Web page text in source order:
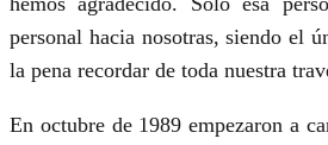
personal hacia nosotras, siendo el
la pena recordar de toda nuestra
En octubre de 1989 empezaron a